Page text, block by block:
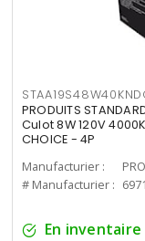
PRODUITS
Culot 8W 120V
CHOICE - 4P
Manufacturier :
# Manufacturier :
En inventaire